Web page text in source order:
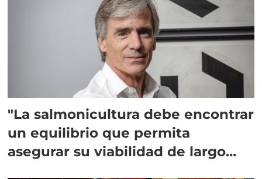
"La salmonicultura debe encontrar
un equilibrio que permita
asegurar su viabilidad de largo